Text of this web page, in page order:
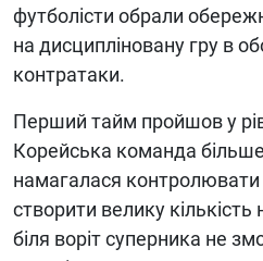
футболісти обрали
на дисципліновану гру в
контратаки.
Перший тайм пройшов у
Корейська команда більше
намагалася контролювати
створити велику
біля воріт суперника не